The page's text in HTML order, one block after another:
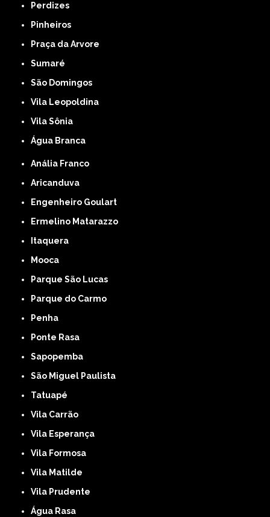
Perdizes
Pinheiros
Praça da Arvore
Sumaré
São Domingos
Vila Leopoldina
Vila Sônia
Água Branca
Anália Franco
Aricanduva
Engenheiro Goulart
Ermelino Matarazzo
Itaquera
Mooca
Parque São Lucas
Parque do Carmo
Penha
Ponte Rasa
Sapopemba
São Miguel Paulista
Tatuapé
Vila Carrão
Vila Esperança
Vila Formosa
Vila Matilde
Vila Prudente
Água Rasa